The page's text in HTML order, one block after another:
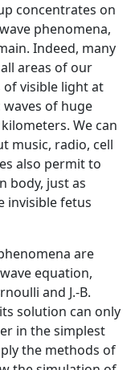
concentrates on
phenomena,
Indeed, many
areas of our
of visible light at
of huge
We can
music, radio, cell
also permit to
body, just as
invisible fetus
are
equation,
and J.-B.
solution can only
in the simplest
the methods of